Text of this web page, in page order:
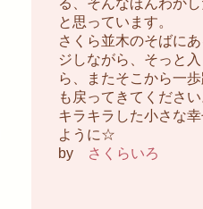
る、そんなほんわか
と思っています。
さくら並木のそばに
ジしながら、そっと
ら、またそこから一
も戻ってきてください
キラキラした小さな
ように☆
by
さくらいろ